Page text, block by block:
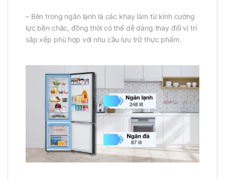
– Bên trong ngăn lạnh là các khay làm từ kính cường
lực bền chắc, đồng thời có thể dễ dàng thay đổi vị trí
sắp xếp phù hợp với nhu cầu lưu trữ thực phẩm.